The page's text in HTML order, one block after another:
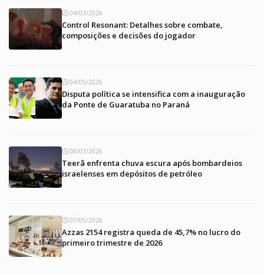
04/03/2026
Control Resonant: Detalhes sobre combate,
composições e decisões do jogador
04/05/2026
Disputa política se intensifica com a inauguração
da Ponte de Guaratuba no Paraná
08/03/2026
Teerã enfrenta chuva escura após bombardeios
israelenses em depósitos de petróleo
07/05/2026
Azzas 2154 registra queda de 45,7% no lucro do
primeiro trimestre de 2026